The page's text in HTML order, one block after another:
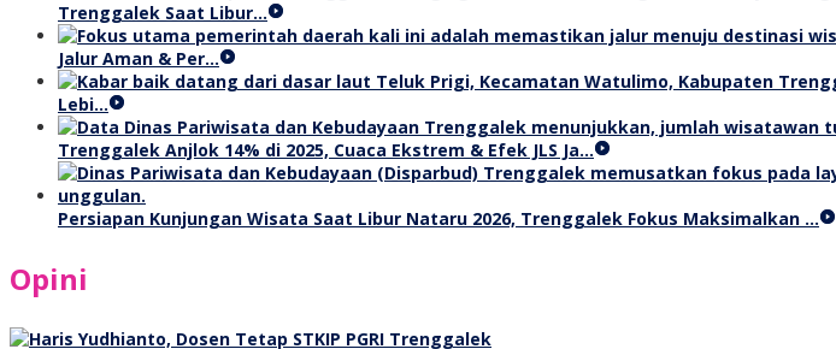
Trenggalek Saat Libur…
Jalur Aman & Per…
Lebi…
Trenggalek Anjlok 14% di 2025, Cuaca Ekstrem & Efek JLS Ja…
Persiapan Kunjungan Wisata Saat Libur Nataru 2026, Trenggalek Fokus Maksimalkan …
Opini